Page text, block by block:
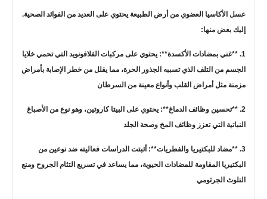
عسل الأكاسيا العضوي من أرض الطبيعة يحتوي على العديد من الفوائد الصحية.
إليك بعض منها:
1. **غني بمضادات الأكسدة**: يحتوي على مركبات الفلافونويد التي تحمي خلايا
الجسم من التلف الذي تسببه الجذور الحرة، مما يقلل من خطر الإصابة بأمراض
مزمنة مثل أمراض القلب وأنواع معينة من السرطان
2. **تحسين وظائف الدماغ**: يحتوي على البيتا كاروتين، وهو نوع من الأصباغ
النباتية التي تعزز وظائف المخ وصحة الجلد
3. **مضاد للبكتيريا والفطريات**: أثبتت الدراسات فعاليته ضد نوعين من
البكتيريا المقاومة للمضادات الحيوية، مما يساعد في تسريع التئام الجروح ومنع
التلوث الجرثومي